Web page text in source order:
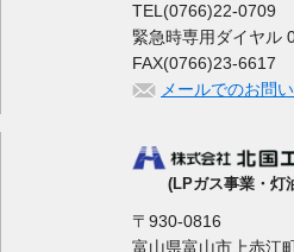
TEL(0766)22-0709
緊急時専用ダイヤル
FAX(0766)23-6617
メールでのお問
(LPガス事業・灯
〒930-0816
富山県富山市上赤江